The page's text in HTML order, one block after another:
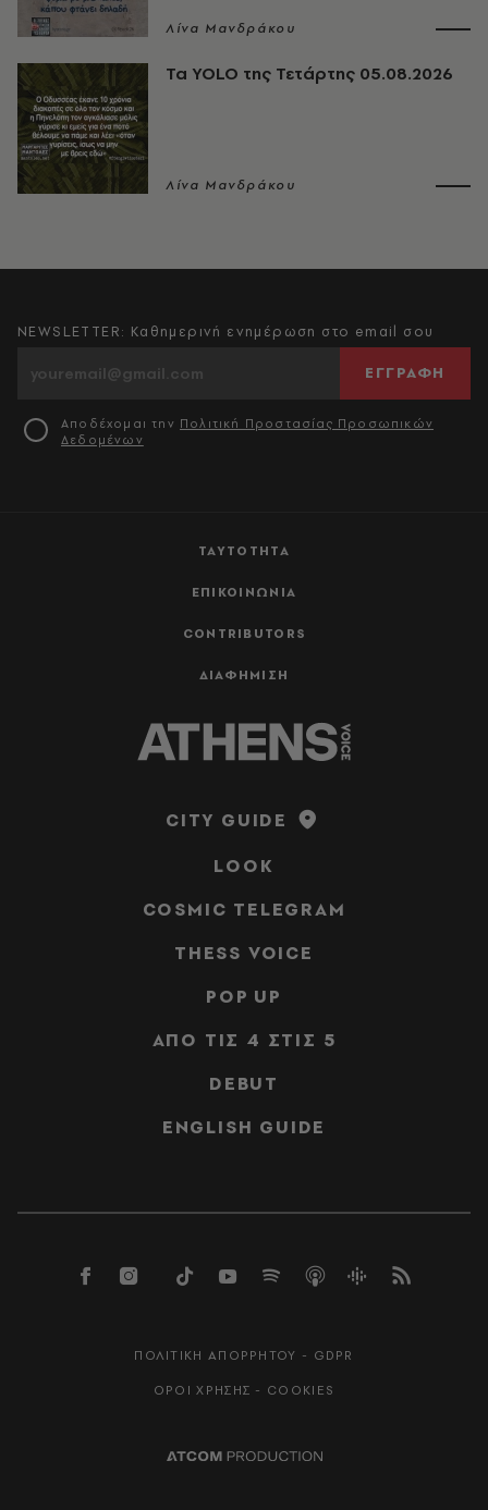
Λίνα Μανδράκου
Τα YOLO της Τετάρτης 05.08.2026
Λίνα Μανδράκου
ΤΑΥΤΟΤΗΤΑ
ΕΠΙΚΟΙΝΩΝΙΑ
CONTRIBUTORS
ΔΙΑΦΗΜΙΣΗ
NEWSLETTER: Καθημερινή ενημέρωση στο email σου
ΕΓΓΡΑΦΗ
Αποδέχομαι την Πολιτική Προστασίας Προσωπικών
Δεδομένων
CITY GUIDE
LOOK
COSMIC TELEGRAM
THESS VOICE
POP UP
ΑΠΟ ΤΙΣ 4 ΣΤΙΣ 5
DEBUT
ENGLISH GUIDE
ΠΟΛΙΤΙΚΗ ΑΠΟΡΡΗΤΟΥ - GDPR
ΟΡΟΙ ΧΡΗΣΗΣ - COOKIES